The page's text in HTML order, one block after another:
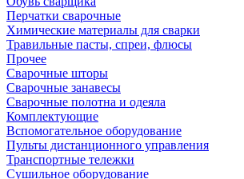
Перчатки сварочные
Химические материалы для сварки
Травильные пасты, спреи, флюсы
Прочее
Сварочные шторы
Сварочные занавесы
Сварочные полотна и одеяла
Комплектующие
Вспомогательное оборудование
Пульты дистанционного управления
Транспортные тележки
Сушильное оборудование